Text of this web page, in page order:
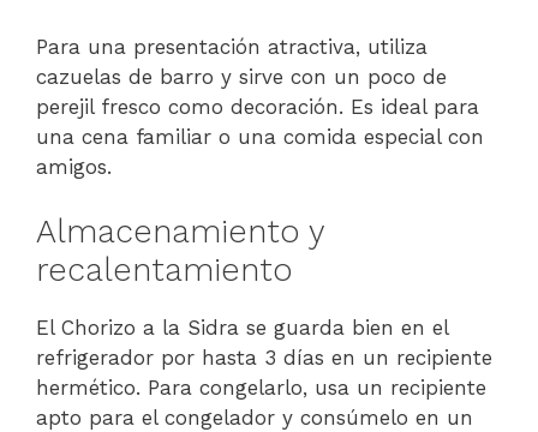
Para una presentación atractiva, utiliza
cazuelas de barro y sirve con un poco de
perejil fresco como decoración. Es ideal para
una cena familiar o una comida especial con
amigos.
Almacenamiento y
recalentamiento
El Chorizo a la Sidra se guarda bien en el
refrigerador por hasta 3 días en un recipiente
hermético. Para congelarlo, usa un recipiente
apto para el congelador y consúmelo en un